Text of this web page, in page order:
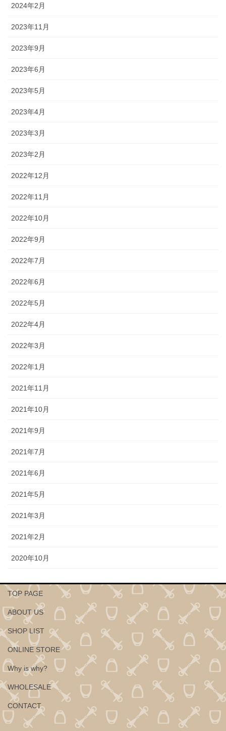
2024年2月
2023年11月
2023年9月
2023年6月
2023年5月
2023年4月
2023年3月
2023年2月
2022年12月
2022年11月
2022年10月
2022年9月
2022年7月
2022年6月
2022年5月
2022年4月
2022年3月
2022年1月
2021年11月
2021年10月
2021年9月
2021年7月
2021年6月
2021年5月
2021年3月
2021年2月
2020年10月
TOP PAGE
ABOUT US
SHOP LIST
ONLINE STORE
Why is why?
WHOLESALE
CONTACT